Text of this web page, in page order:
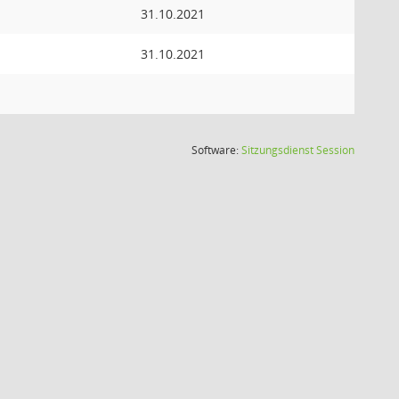
31.10.2021
31.10.2021
Software:SitzungsdienstSession(Wird in